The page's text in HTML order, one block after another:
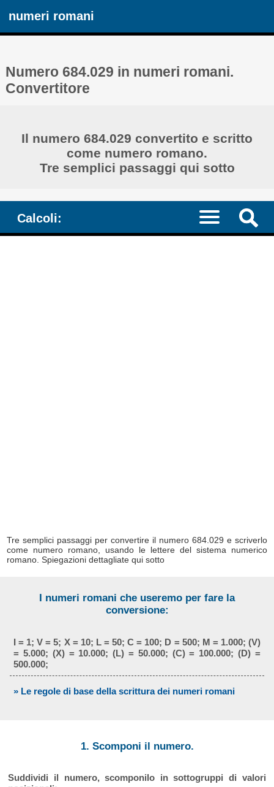
numeri romani
Numero 684.029 in numeri romani.
Convertitore
Il numero 684.029 convertito e scritto
come numero romano.
Tre semplici passaggi qui sotto
Calcoli:
Tre semplici passaggi per convertire il numero 684.029 e scriverlo
come numero romano, usando le lettere del sistema numerico
romano. Spiegazioni dettagliate qui sotto
I numeri romani che useremo per fare la
conversione:
I = 1; V = 5; X = 10; L = 50; C = 100; D = 500; M = 1.000; (V)
= 5.000; (X) = 10.000; (L) = 50.000; (C) = 100.000; (D) =
500.000;
» Le regole di base della scrittura dei numeri romani
1. Scomponi il numero.
Suddividi il numero, scomponilo in sottogruppi di valori